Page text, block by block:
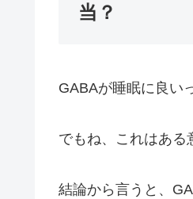
当？
GABAが睡眠に良い
でもね、これはある
結論から言うと、